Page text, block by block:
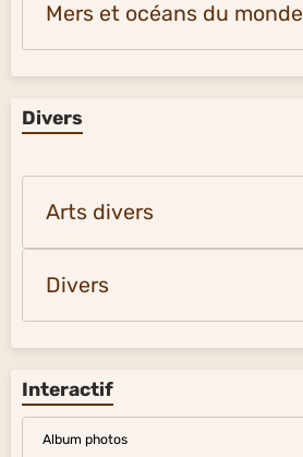
Mers et océans du monde
Divers
Arts divers
Divers
Interactif
Album photos